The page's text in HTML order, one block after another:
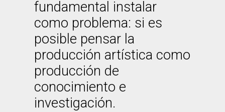
fundamental instalar
como problema: si es
posible pensar la
producción artística como
producción de
conocimiento e
investigación.